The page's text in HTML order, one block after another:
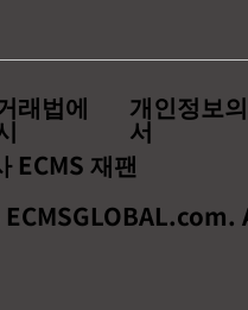
래법에 개인정보
서
ECMS 재팬